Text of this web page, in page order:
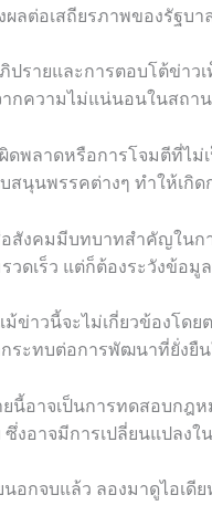
ผลต่อเสถียรภาพของรัฐบ
ปรายและการตอบโต้ข่าว
ากความไม่แน่นอนในสถา
ดพลาดหรือการโจมตีที่ไม่
สนุนพรรคต่างๆ ทำให้เกิ
สังคมมีบทบาทสำคัญในก
วดเร็ว แต่ก็ต้องระวังข้อมู
ม้ข่าวนี้จะไม่เกี่ยวข้องโด
ระทบต่อการพัฒนาที่ยั่งยื
นี้อาจเป็นการทดสอบกฎ
ซึ่งอาจมีการเปลี่ยนแปลงใ
นอกจบแล้ว ลองมาดูไอเ